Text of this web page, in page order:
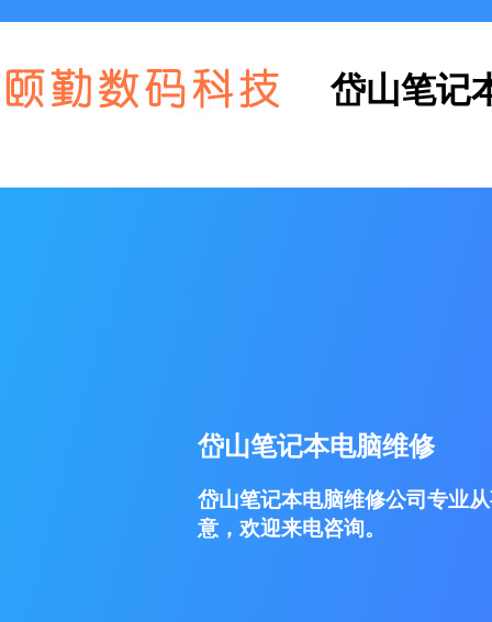
岱山笔记
岱山笔记本电脑维修
岱山笔记本电脑维修公司专业
意，欢迎来电咨询。